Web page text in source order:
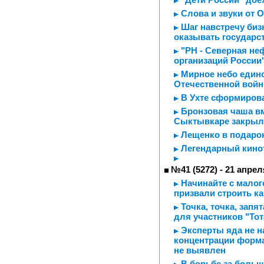
Слова и звуки от
Шаг навстречу
оказывать
"РН - Северная
организаций
Мирное небо
Отечественной
В Ухте
Бронзовая чаша
Сыктывкаре
Лещенко в
Легендарный
№41 (5272) - 21
Начинайте с
призвали строить
Точка, точка,
для участников
Эксперты яда не
концентрации
не выявлен